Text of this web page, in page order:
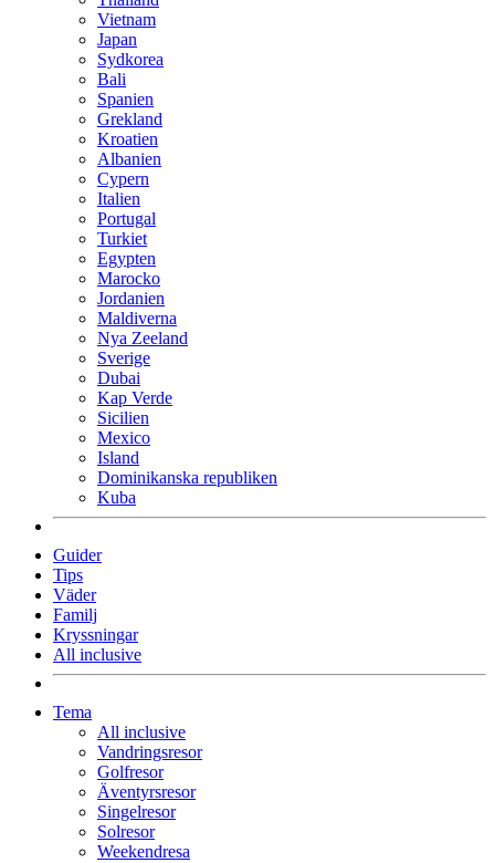
Vietnam
Japan
Sydkorea
Bali
Spanien
Grekland
Kroatien
Albanien
Cypern
Italien
Portugal
Turkiet
Egypten
Marocko
Jordanien
Maldiverna
Nya Zeeland
Sverige
Dubai
Kap Verde
Sicilien
Mexico
Island
Dominikanska republiken
Kuba
Guider
Tips
Väder
Familj
Kryssningar
All inclusive
Tema
All inclusive
Vandringsresor
Golfresor
Äventyrsresor
Singelresor
Solresor
Weekendresa